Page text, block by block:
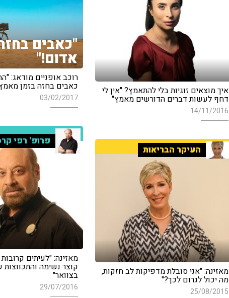
"כאבים
אדום!"
רוכב אופניים מודאג:
כאבים בחזה בזמן
03/02/2017
איך מוצאים זוגיות בלי להתאמץ? "אין לי
דחף לעשות דברים הדורשים מאמץ"
14/11/2016
פרופ' רפי
מאזינה: "לעיתים
קוצר נשימה
בצוואר"
29/07/2016
העיקר הבריאות
מאזינה: "אני סובלת מדפיקות לב חזקות,
מה יכול לגרום לכך?"
25/08/2015